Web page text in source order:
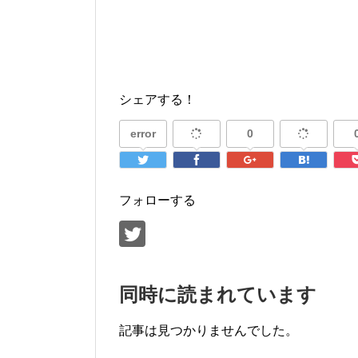
シェアする！
error 0
フォローする
同時に読まれています
記事は見つかりませんでした。